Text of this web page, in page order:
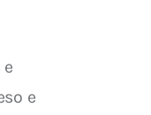
e